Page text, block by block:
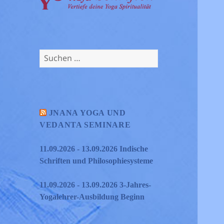
Suchen
nach:
JNANA YOGA UND
VEDANTA SEMINARE
11.09.2026 - 13.09.2026 Indische
Schriften und Philosophiesysteme
11.09.2026 - 13.09.2026 3-Jahres-
Yogalehrer-Ausbildung Beginn